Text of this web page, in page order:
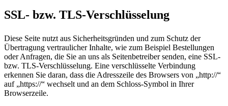
SSL- bzw. TLS-Verschlüsselung
Diese Seite nutzt aus Sicherheitsgründen und zum Schutz der
Übertragung vertraulicher Inhalte, wie zum Beispiel Bestellungen
oder Anfragen, die Sie an uns als Seitenbetreiber senden, eine SSL-
bzw. TLS-Verschlüsselung. Eine verschlüsselte Verbindung
erkennen Sie daran, dass die Adresszeile des Browsers von „http://“
auf „https://“ wechselt und an dem Schloss-Symbol in Ihrer
Browserzeile.